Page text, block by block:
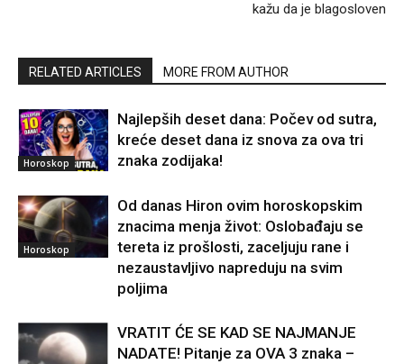
kažu da je blagosloven
RELATED ARTICLES MORE FROM AUTHOR
Horoskop
Najlepših deset dana: Počev od sutra,
kreće deset dana iz snova za ova tri
znaka zodijaka!
Horoskop
Od danas Hiron ovim horoskopskim
znacima menja život: Oslobađaju se
tereta iz prošlosti, zaceljuju rane i
nezaustavljivo napreduju na svim
poljima
VRATIT ĆE SE KAD SE NAJMANJE
NADATE! Pitanje za OVA 3 znaka –